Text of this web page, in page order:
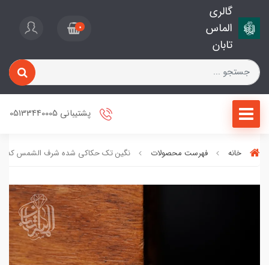
گالری
الماس
تابان
0
پشتیبانی 05133440005
خانه فهرست محصولات نگین تک حکاکی شده شرف الشمس کد 247